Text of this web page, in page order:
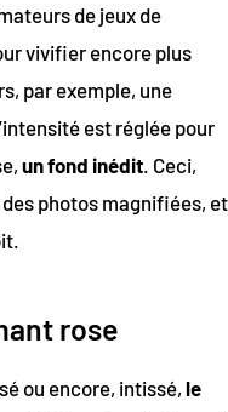
de jeux de
vivifier encore plus
par exemple, une
est réglée pour
un fond inédit . Ceci,
photos magnifiées, et
rose
ou encore, intissé, le